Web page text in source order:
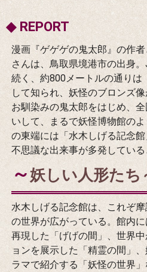
◆ REPORT
漫画『ゲゲゲの鬼太郎』の作
さんは、鳥取県境港市の出身
続く、約800メートルの通りは
して知られ、妖怪のブロンズ像
お馴染みの鬼太郎をはじめ、
いして、まるで妖怪博物館の
の東端には「水木しげる記念
不思議な出来事が多発している
～妖しい人形たち
水木しげる記念館は、これぞ
の世界が広がっている。館内
再現した「げげの間」、世界
ョンを展示した「精霊の間」
ラマで紹介する「妖怪の世界